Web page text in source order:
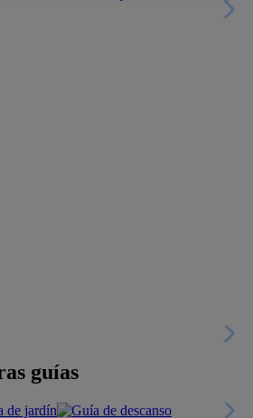
guías